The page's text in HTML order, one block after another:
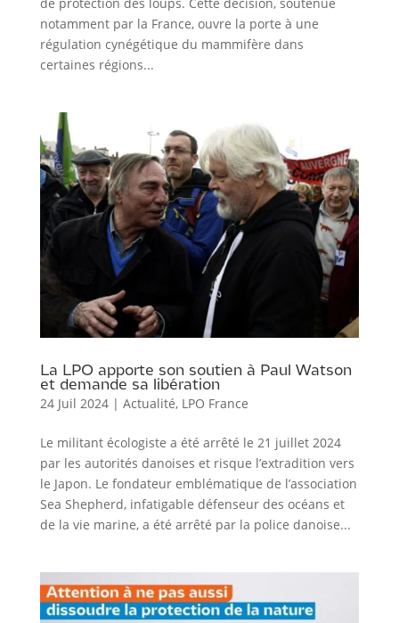
de protection des loups. Cette décision, soutenue
notamment par la France, ouvre la porte à une
régulation cynégétique du mammifère dans
certaines régions...
La LPO apporte son soutien à Paul Watson
et demande sa libération
24 Juil 2024| Actualité, LPO France
Le militant écologiste a été arrêté le 21 juillet 2024
par les autorités danoises et risque l’extradition vers
le Japon. Le fondateur emblématique de l’association
Sea Shepherd, infatigable défenseur des océans et
de la vie marine, a été arrêté par la police danoise...